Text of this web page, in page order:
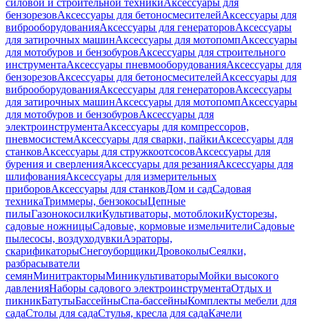
силовой и строительной техникиАксессуары для
бензорезовАксессуары для бетоносмесителейАксессуары для
виброоборудованияАксессуары для генераторовАксессуары
для затирочных машинАксессуары для мотопомпАксессуары
для мотобуров и бензобуровАксессуары для строительного
инструментаАксессуары пневмооборудованияАксессуары для
бензорезовАксессуары для бетоносмесителейАксессуары для
виброоборудованияАксессуары для генераторовАксессуары
для затирочных машинАксессуары для мотопомпАксессуары
для мотобуров и бензобуровАксессуары для
электроинструментаАксессуары для компрессоров,
пневмосистемАксессуары для сварки, пайкиАксессуары для
станковАксессуары для стружкоотсосовАксессуары для
бурения и сверленияАксессуары для резанияАксессуары для
шлифованияАксессуары для измерительных
приборовАксессуары для станковДом и садСадовая
техникаТриммеры, бензокосыЦепные
пилыГазонокосилкиКультиваторы, мотоблокиКусторезы,
садовые ножницыСадовые, кормовые измельчителиСадовые
пылесосы, воздуходувкиАэраторы,
скарификаторыСнегоуборщикиДровоколыСеялки,
разбрасыватели
семянМинитракторыМиникультиваторыМойки высокого
давленияНаборы садового электроинструментаОтдых и
пикникБатутыБассейныСпа-бассейныКомплекты мебели для
садаСтолы для садаСтулья, кресла для садаКачели